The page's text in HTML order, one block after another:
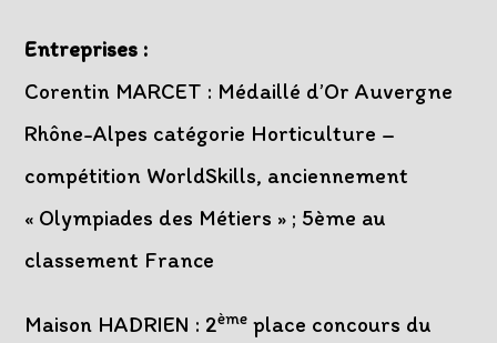
Entreprises :
Corentin MARCET : Médaillé d’Or Auvergne
Rhône-Alpes catégorie Horticulture –
compétition WorldSkills, anciennement
« Olympiades des Métiers » ; 5ème au
classement France
Maison HADRIEN : 2ème place concours du